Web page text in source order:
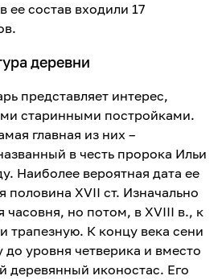
ее состав входили 17
деревни
представляет интерес,
старинными постройками.
главная из них –
в честь пророка Ильи
Наиболее вероятная дата ее
половина XVII ст. Изначально
часовня, но потом, в XVIII в., к
трапезную. К концу века сени
уровня четверика и вместо
деревянный иконостас. Его